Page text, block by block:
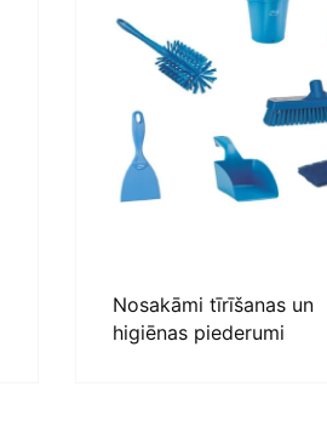
Nosakāmi tīrīšanas un
higiēnas piederumi